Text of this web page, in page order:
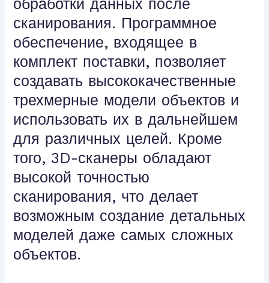
обработки данных после
сканирования. Программное
обеспечение, входящее в
комплект поставки, позволяет
создавать высококачественные
трехмерные модели объектов и
использовать их в дальнейшем
для различных целей. Кроме
того, 3D-сканеры обладают
высокой точностью
сканирования, что делает
возможным создание детальных
моделей даже самых сложных
объектов.